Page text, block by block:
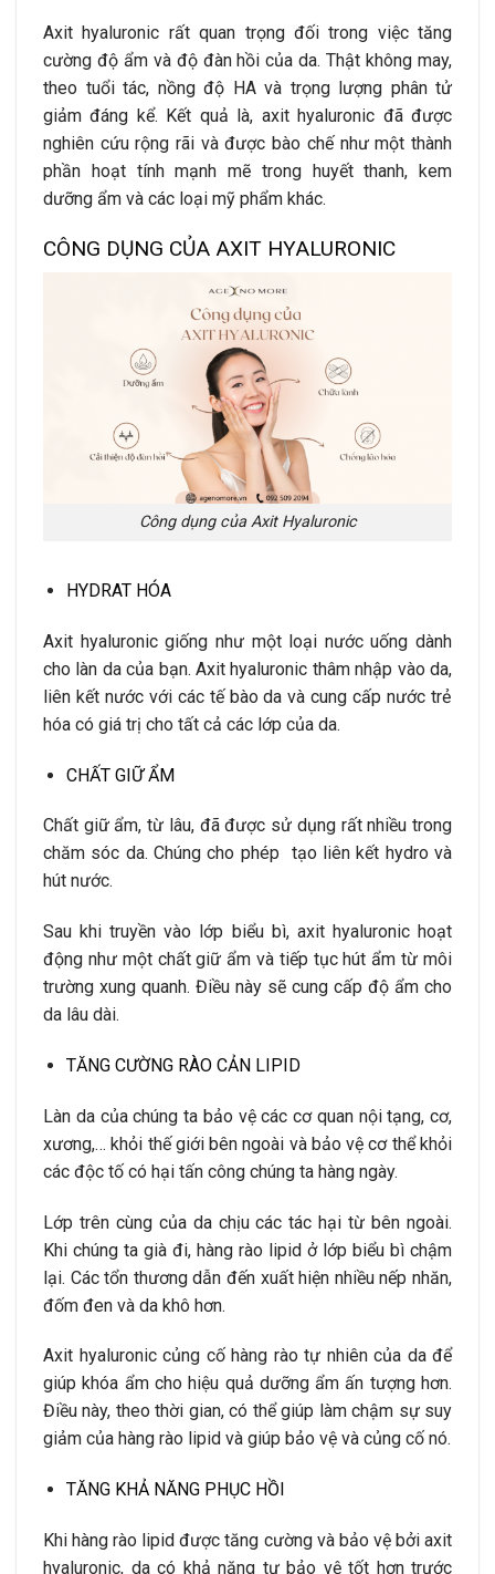
Axit hyaluronic rất quan trọng đối trong việc tăng
cường độ ẩm và độ đàn hồi của da. Thật không may,
theo tuổi tác, nồng độ HA và trọng lượng phân tử
giảm đáng kể. Kết quả là, axit hyaluronic đã được
nghiên cứu rộng rãi và được bào chế như một thành
phần hoạt tính mạnh mẽ trong huyết thanh, kem
dưỡng ẩm và các loại mỹ phẩm khác.
CÔNG DỤNG CỦA AXIT HYALURONIC
Công dụng của Axit Hyaluronic
HYDRAT HÓA
Axit hyaluronic giống như một loại nước uống dành
cho làn da của bạn. Axit hyaluronic thâm nhập vào da,
liên kết nước với các tế bàoda và cung cấp nước trẻ
hóa có giá trị cho tất cả các lớp của da.
CHẤT GIỮ ẨM
Chất giữ ẩm, từ lâu, đã được sử dụng rất nhiều trong
chăm sóc da. Chúng cho phép tạo liên kết hydro và
hút nước.
Sau khi truyền vào lớp biểu bì, axit hyaluronic hoạt
động như một chất giữ ẩm và tiếp tục hút ẩm từ môi
trường xung quanh. Điều này sẽ cung cấp độ ẩm cho
da lâu dài.
TĂNG CƯỜNG RÀO CẢN LIPID
Làn da của chúng ta bảo vệ các cơ quan nội tạng, cơ,
xương,… khỏi thế giới bên ngoài và bảo vệ cơ thể khỏi
các độc tố có hại tấn công chúng ta hàng ngày.
Lớp trên cùng của da chịu các tác hại từ bên ngoài.
Khi chúng ta già đi, hàng rào lipid ở lớp biểu bì chậm
lại. Các tổn thương dẫn đến xuất hiện nhiều nếp nhăn,
đốm đen và da khô hơn.
Axit hyaluronic củng cố hàng rào tự nhiên của da để
giúp khóa ẩm cho hiệu quả dưỡng ẩm ấn tượng hơn.
Điều này, theo thời gian, có thể giúp làm chậm sự suy
giảm của hàng rào lipid và giúp bảo vệ và củng cố nó.
TĂNG KHẢ NĂNG PHỤC HỒI
Khi hàng rào lipid được tăng cường và bảo vệ bởi axit
hyaluronic, da có khả năng tự bảo vệ tốt hơn trước